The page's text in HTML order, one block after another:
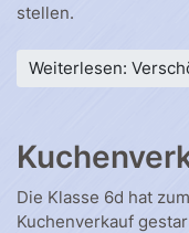
stellen.
Weiterlesen:
Die Klasse 6d hat
Kuchenverkauf